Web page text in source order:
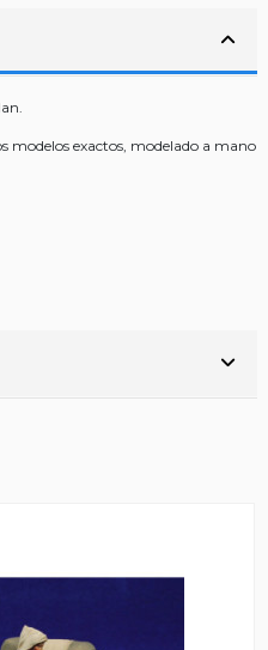
modelos exactos, modelado a mano